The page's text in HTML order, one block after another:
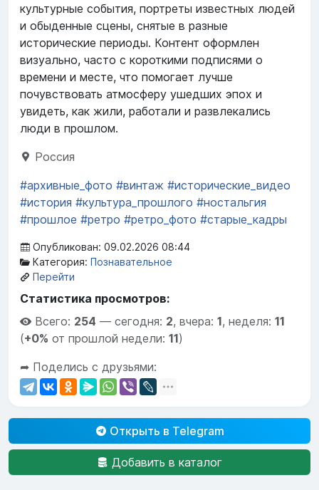
культурные события, портреты известных людей
и обыденные сцены, снятые в разные
исторические периоды. Контент оформлен
визуально, часто с короткими подписями о
времени и месте, что помогает лучше
почувствовать атмосферу ушедших эпох и
увидеть, как жили, работали и развлекались
люди в прошлом.
Россия
#архивные_фото #винтаж #исторические_видео
#история #культура_прошлого #ностальгия
#прошлое #ретро #ретро_фото #старые_кадры
Опубликован: 09.02.2026 08:44
Категория: Познавательное
Перейти
Статистика просмотров:
Всего: 254 — сегодня: 2, вчера: 1, неделя: 11
(+0% от прошлой недели: 11)
➦ Поделись с друзьями:
Открыть в Telegram
Добавить в каталог